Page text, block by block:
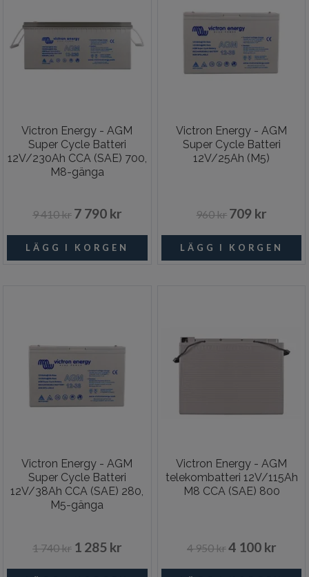
Victron Energy - AGM
Super Cycle Batteri
12V/230Ah CCA (SAE) 700,
M8-gänga
9 410 kr 7 790 kr
Victron Energy - AGM
Super Cycle Batteri
12V/25Ah (M5)
960 kr 709 kr
Victron Energy - AGM
Super Cycle Batteri
12V/38Ah CCA (SAE) 280,
M5-gänga
1 740 kr 1 285 kr
Victron Energy - AGM
telekombatteri 12V/115Ah
M8 CCA (SAE) 800
4 950 kr4 100 kr